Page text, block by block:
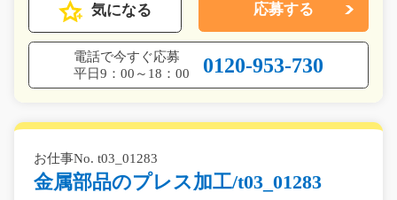
気になる 応募する
電話で今すぐ応募
平日9：00～18：00
0120-953-730
お仕事No. t03_01283
金属部品のプレス加工/t03_01283